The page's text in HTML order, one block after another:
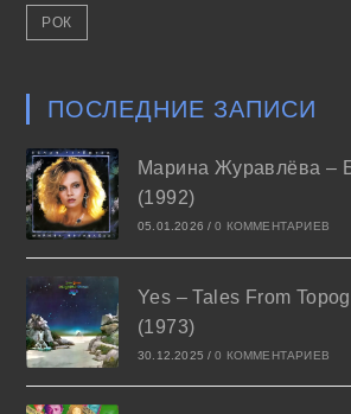
РОК
ПОСЛЕДНИЕ ЗАПИСИ
Марина Журавлёва –
(1992)
05.01.2026 / 0 КОММЕНТАРИЕВ
Yes – Tales From
(1973)
30.12.2025 / 0 КОММЕНТАРИЕВ